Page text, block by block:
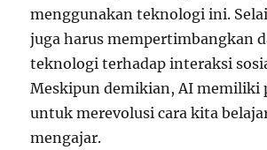
menggunakan teknologi ini.
juga harus mempertimbangkan
teknologi terhadap interaksi
Meskipun demikian, AI memiliki
untuk merevolusi cara kita
mengajar.